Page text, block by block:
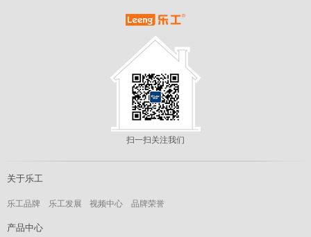
扫一扫关注我们
关于乐工
乐工品牌 乐工发展 视频中心 品牌荣誉
产品中心